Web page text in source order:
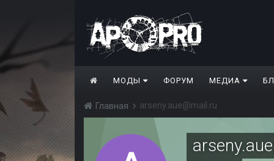
МОДЫ ФОРУМ МЕДИА
Главная arseny.aue@mail.ru